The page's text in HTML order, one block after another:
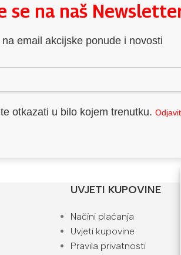
se na naš
email akcijske ponude i novosti
otkazati u bilo kojem trenutku.
UVJETI KUPOVINE
Načini plaćanja
Uvjeti kupovine
Pravila privatnosti